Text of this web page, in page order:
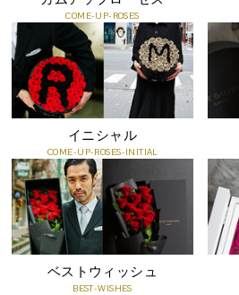
COME-UP-ROSES
イニシャル
COME-UP-ROSES-INITIAL
ベストウィッシュ
BEST-WISHES